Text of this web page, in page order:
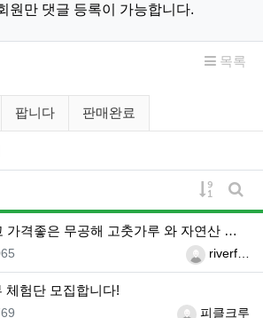
원만 댓글 등록이 가능합니다.
목록
목록
팝니다 판매완료
게시물
게
격좋은 무공해 고춧가루 와 자연산 생꿀-
등록자riverf…
체험단 모집합니다!
등록자피클크루